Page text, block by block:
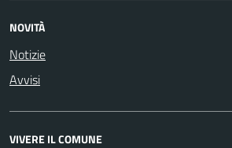
NOVITÀ
Notizie
Avvisi
VIVERE IL COMUNE